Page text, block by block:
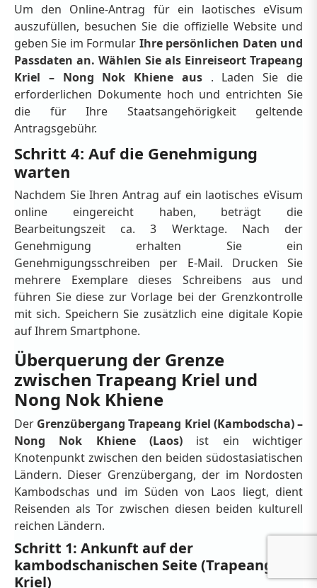
Um den Online-Antrag für ein laotisches eVisum
auszufüllen, besuchen Sie die offizielle Website und
geben Sie im Formular Ihre persönlichen Daten und
Passdaten an. Wählen Sie als Einreiseort Trapeang
Kriel – Nong Nok Khiene aus. Laden Sie die
erforderlichen Dokumente hoch und entrichten Sie
die für Ihre Staatsangehörigkeit geltende
Antragsgebühr.
Schritt 4: Auf die Genehmigung
warten
Nachdem Sie Ihren Antrag auf ein laotisches eVisum
online eingereicht haben, beträgt die
Bearbeitungszeit ca. 3 Werktage. Nach der
Genehmigung erhalten Sie ein
Genehmigungsschreiben per E-Mail. Drucken Sie
mehrere Exemplare dieses Schreibens aus und
führen Sie diese zur Vorlage bei der Grenzkontrolle
mit sich. Speichern Sie zusätzlich eine digitale Kopie
auf Ihrem Smartphone.
Überquerung der Grenze
zwischen Trapeang Kriel und
Nong Nok Khiene
Der Grenzübergang Trapeang Kriel (Kambodscha) –
Nong Nok Khiene (Laos) ist ein wichtiger
Knotenpunkt zwischen den beiden südostasiatischen
Ländern. Dieser Grenzübergang, der im Nordosten
Kambodschas und im Süden von Laos liegt, dient
Reisenden als Tor zwischen diesen beiden kulturell
reichen Ländern.
Schritt 1: Ankunft auf der
kambodschanischen Seite (Trapeang
Kriel)